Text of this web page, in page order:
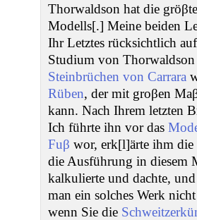
Thorwaldson hat die
Modells[.] Meine beiden
Ihr Letztes rücksichtlich
Studium von
Steinbrüchen von Carrara
Rüben, der mit groβen
kann. Nach Ihrem letzten
Ich führte ihn vor das
Fuβ wor, erk[l]ärte ihm die
die Ausführung in diesem
kalkulierte und dachte,
man ein solches Werk
wenn Sie die